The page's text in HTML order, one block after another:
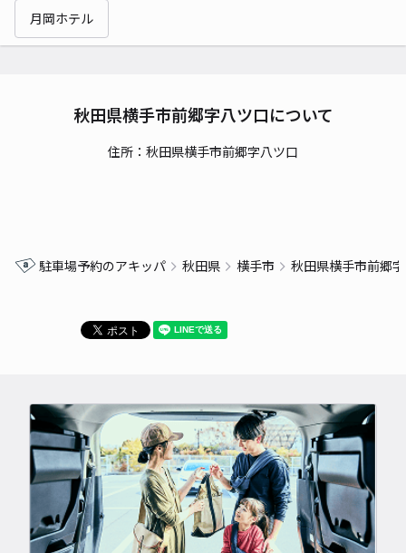
月岡ホテル
秋田県横手市前郷字八ツ口について
住所：秋田県横手市前郷字八ツ口
駐車場予約のアキッパ 秋田県 横手市 秋田県横手市前郷